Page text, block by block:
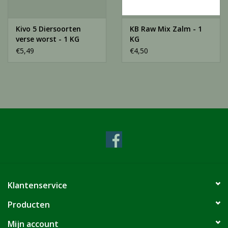
pens, 11% tongbot, 2,5% nier, 2,5% vet), 1% zalmolie, 1%
vitamines en mineralen.
Kivo 5 Diersoorten
verse worst - 1 KG
€5,49
KB Raw Mix Zalm - 1
KG
€4,50
Klantenservice
Producten
Mijn account